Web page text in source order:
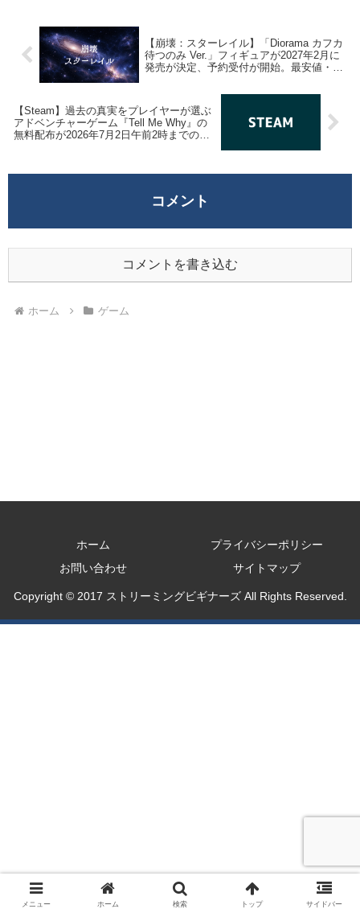
【崩壊：スターレイル】「Diorama カフカ
待つのみ Ver.」フィギュアが2027年2月に
発売が決定、予約受付が開始。最安値・取
【Steam】過去の真実をプレイヤーが選ぶ
アドベンチャーゲーム『Tell Me Why』の
無料配布が2026年7月2日午前2時までの期
コメント
コメントを書き込む
ホーム ゲーム
ホーム
プライバシーポリシー
お問い合わせ
サイトマップ
Copyright © 2017 ストリーミングビギナーズ All Rights Reserved.
メニュー ホーム 検索 トップ サイドバー